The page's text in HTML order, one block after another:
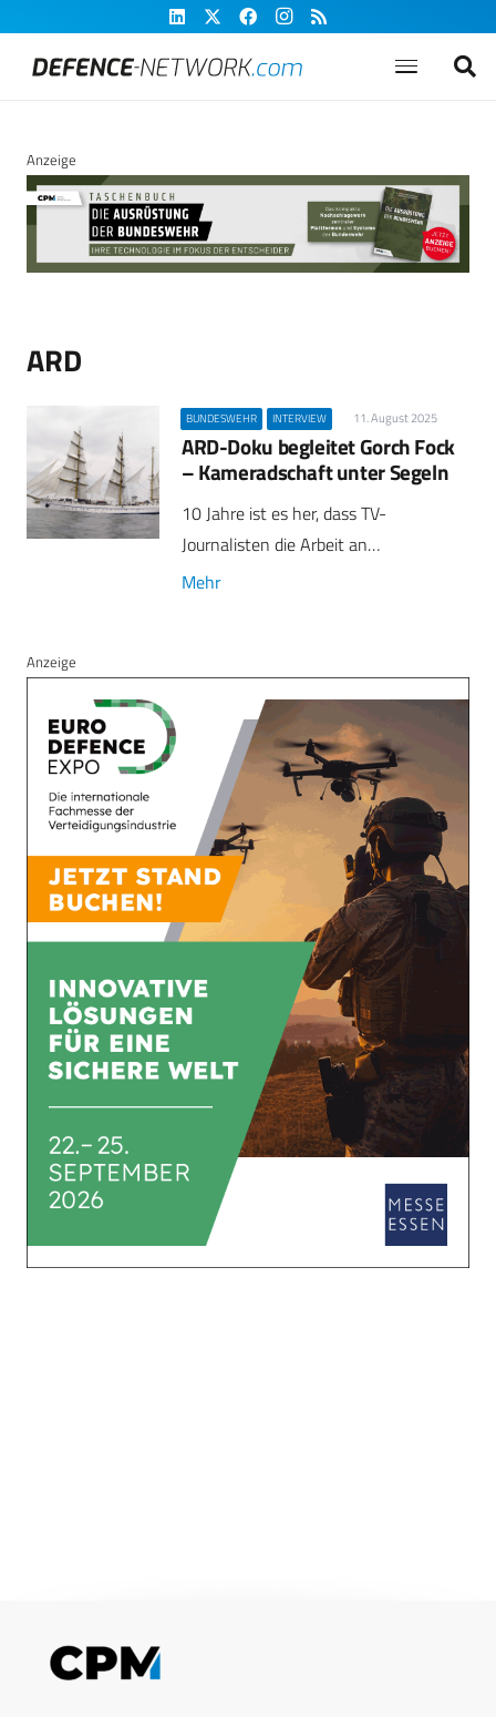
Anzeige
ARD
BUNDESWEHR INTERVIEW 11. August 2025
ARD-Doku begleitet Gorch Fock
– Kameradschaft unter Segeln
10 Jahre ist es her, dass TV-
Journalisten die Arbeit an…
Mehr
Anzeige